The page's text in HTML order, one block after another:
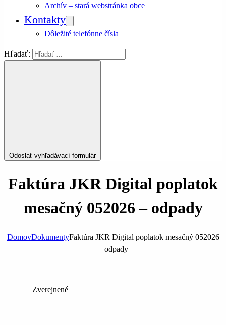
Archív – stará webstránka obce
Kontakty
Dôležité telefónne čísla
Hľadať:
Odoslať vyhľadávací formulár
Faktúra JKR Digital poplatok
mesačný 052026 – odpady
DomovDokumentyFaktúra JKR Digital poplatok mesačný 052026
– odpady
Zverejnené